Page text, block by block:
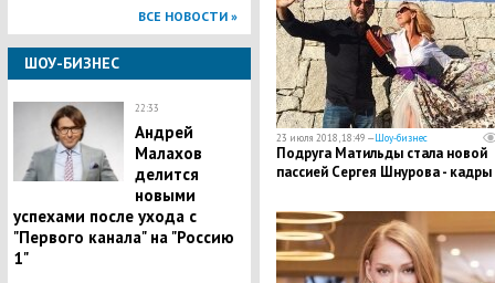
ВСЕ НОВОСТИ »
ШОУ-БИЗНЕС
22:33
​Андрей
Малахов
делится
новыми
успехами после ухода с
"Первого канала" на "Россию
1"
23 июля 2018, 18:49 —Шоу-бизнес
Подруга Матильды стала новой
пассией Сергея Шнурова - кадры